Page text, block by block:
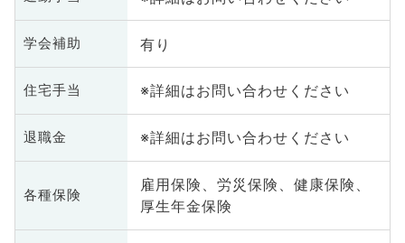
学会補助 有り
住宅手当 ※詳細はお問い合わせください
退職金 ※詳細はお問い合わせください
各種保険
雇用保険、労災保険、健康保険、
厚生年金保険